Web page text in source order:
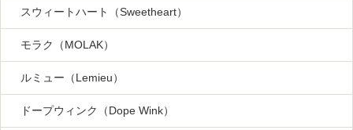
スウィートハート（Sweetheart）
モラク（MOLAK）
ルミュー（Lemieu）
ドープウィンク（Dope Wink）